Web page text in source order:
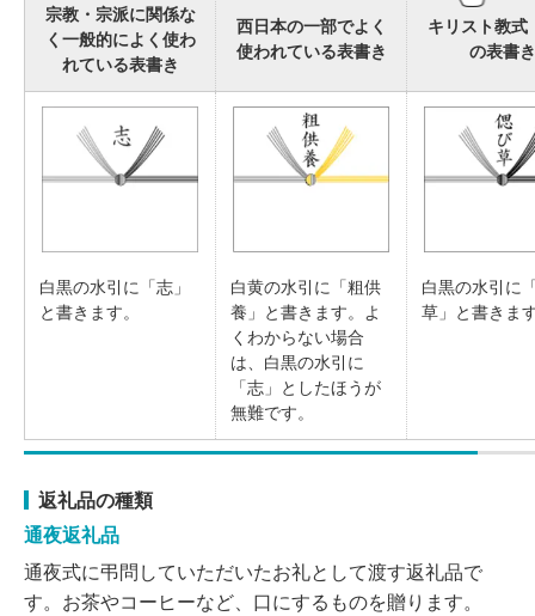
宗教・宗派に関係な
く一般的によく使わ
れている表書き
西日本の一部でよく
使われている表書き
キリスト教式
の表書き
白黒の水引に「志」
と書きます。
白黄の水引に「粗供
養」と書きます。よ
くわからない場合
は、白黒の水引に
「志」としたほうが
無難です。
白黒の水引に
草」と書きま
返礼品の種類
通夜返礼品
通夜式に弔問していただいたお礼として渡す返礼品で
す。お茶やコーヒーなど、口にするものを贈ります。